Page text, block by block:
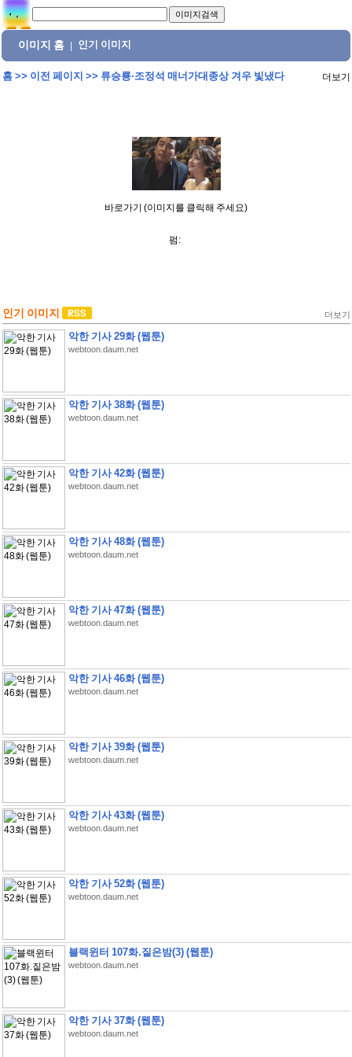
이미지 홈 인기 이미지
홈>> 이전 페이지 >> 류승룡·조정석 매너가대종상 겨우 빛냈다 더보기
바로가기 (이미지를 클릭해 주세요)
펌:
인기 이미지 더보기
악한 기사 29화 (웹툰)
webtoon.daum.net
악한 기사 38화 (웹툰)
webtoon.daum.net
악한 기사 42화 (웹툰)
webtoon.daum.net
악한 기사 48화 (웹툰)
webtoon.daum.net
악한 기사 47화 (웹툰)
webtoon.daum.net
악한 기사 46화 (웹툰)
webtoon.daum.net
악한 기사 39화 (웹툰)
webtoon.daum.net
악한 기사 43화 (웹툰)
webtoon.daum.net
악한 기사 52화 (웹툰)
webtoon.daum.net
블랙윈터 107화.짙은밤(3) (웹툰)
webtoon.daum.net
악한 기사 37화 (웹툰)
webtoon.daum.net